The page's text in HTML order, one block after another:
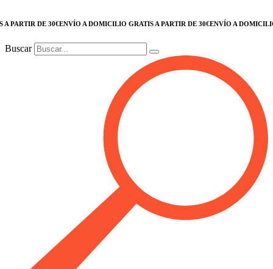
DE 30€ENVÍO A DOMICILIO GRATIS A PARTIR DE 30€ENVÍO A DOMICILIO
Buscar